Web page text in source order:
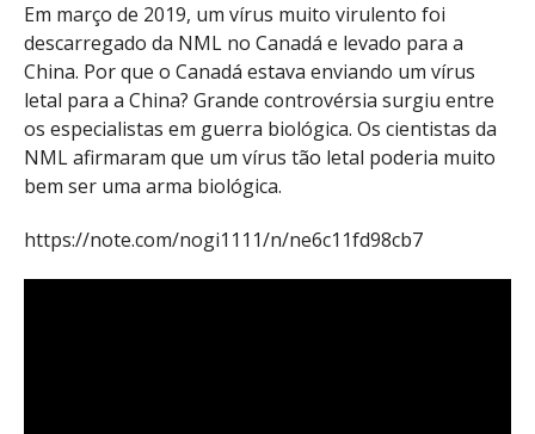
Em março de 2019, um vírus muito virulento foi
descarregado da NML no Canadá e levado para a
China. Por que o Canadá estava enviando um vírus
letal para a China? Grande controvérsia surgiu entre
os especialistas em guerra biológica. Os cientistas da
NML afirmaram que um vírus tão letal poderia muito
bem ser uma arma biológica.
https://note.com/nogi1111/n/ne6c11fd98cb7